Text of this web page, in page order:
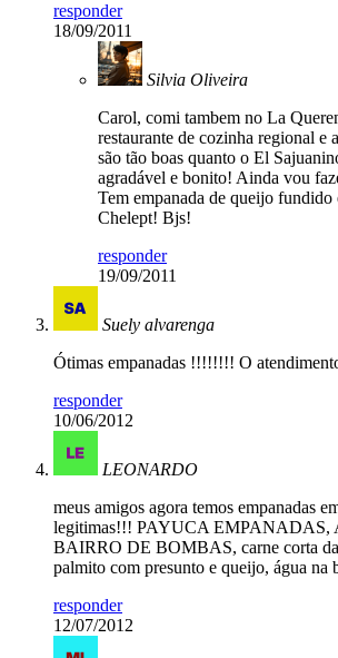
responder
18/09/2011
Silvia Oliveira
Carol, comi tambem no La
restaurante de cozinha regional e
são tão boas quanto o El
agradável e bonito! Ainda vou
Tem empanada de queijo fundido
Chelept! Bjs!
responder
19/09/2011
Suely alvarenga
Ótimas empanadas !!!!!!!! O
responder
10/06/2012
LEONARDO
meus amigos agora temos empanadas
legitimas!!! PAYUCA EMPANADAS,
BAIRRO DE BOMBAS, carne corta da
palmito com presunto e queijo, água na
responder
12/07/2012